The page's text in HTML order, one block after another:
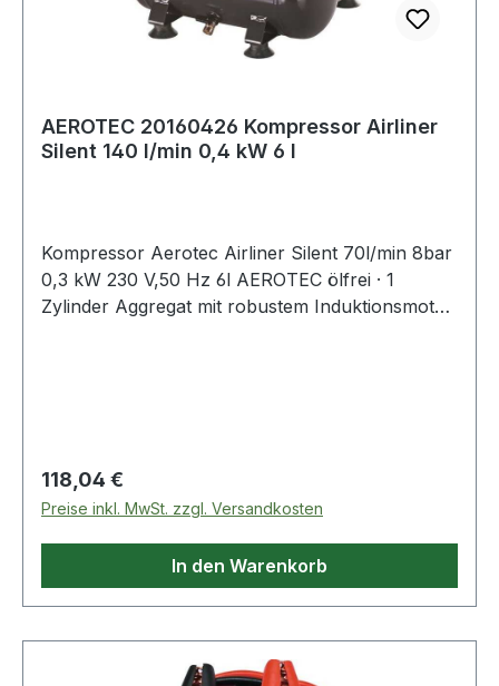
AEROTEC 20160426 Kompressor Airliner
Silent 140 l/min 0,4 kW 6 l
Kompressor Aerotec Airliner Silent 70l/min 8bar
0,3 kW 230 V,50 Hz 6l AEROTEC ölfrei · 1
Zylinder Aggregat mit robustem Induktionsmotor
Höhe: 320mm · Netzspannung: 230 V / 50 Hz ·
prüfpflichtig: ja
Regulärer Preis:
118,04 €
Preise inkl. MwSt. zzgl. Versandkosten
In den Warenkorb